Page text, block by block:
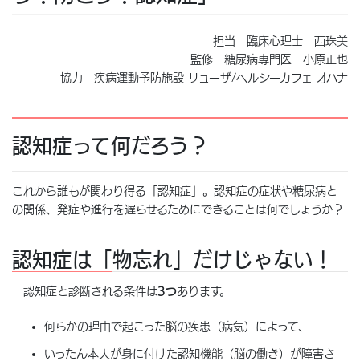
担当 臨床心理士 西珠美
監修 糖尿病専門医 小原正也
協力 疾病運動予防施設 リューザ/ヘルシーカフェ オハナ
認知症って何だろう？
これから誰もが関わり得る「認知症」。認知症の症状や糖尿病と
の関係、発症や進行を遅らせるためにできることは何でしょうか？
認知症は「物忘れ」だけじゃない！
認知症と診断される条件は3つあります。
何らかの理由で起こった脳の疾患（病気）によって、
いったん本人が身に付けた認知機能（脳の働き）が障害さ